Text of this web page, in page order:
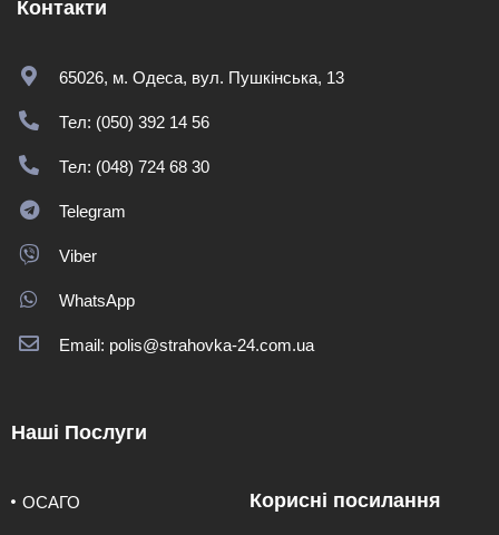
Контакти
65026, м. Одеса, вул. Пушкінська, 13
Тел: (050) 392 14 56
Тел: (048) 724 68 30
Telegram
Viber
WhatsApp
Email: polis@strahovka-24.com.ua
Наші Послуги
ОСАГО Корисні посилання